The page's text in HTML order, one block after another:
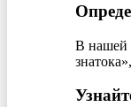
В нашей